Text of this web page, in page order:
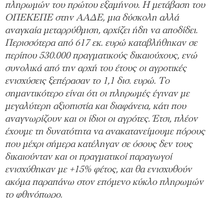
πληρωμών του πρώτου εξαμήνου. Η μετάβαση του
ΟΠΕΚΕΠΕ στην ΑΑΔΕ, μια δύσκολη αλλά
αναγκαία μεταρρύθμιση, αρχίζει ήδη να αποδίδει.
Περισσότερα από 617 εκ. ευρώ καταβλήθηκαν σε
περίπου 530.000 πραγματικούς δικαιούχους, ενώ
συνολικά από την αρχή του έτους οι αγροτικές
ενισχύσεις ξεπέρασαν το 1,1 δισ. ευρώ. Το
σημαντικότερο είναι ότι οι πληρωμές έγιναν με
μεγαλύτερη αξιοπιστία και διαφάνεια, κάτι που
αναγνωρίζουν και οι ίδιοι οι αγρότες. Έτσι, πλέον
έχουμε τη δυνατότητα να ανακατανείμουμε πόρους
που μέχρι σήμερα κατέληγαν σε όσους δεν τους
δικαιούνταν και οι πραγματικοί παραγωγοί
ενισχύθηκαν με +15% φέτος, και θα ενισχυθούν
ακόμα παραπάνω στον επόμενο κύκλο πληρωμών
το φθινόπωρο.